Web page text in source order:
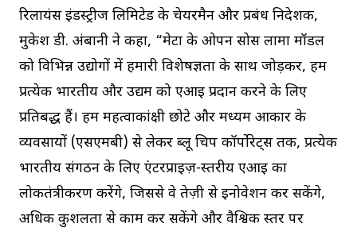
रिलायंस इंडस्ट्रीज लिमिटेड के चेयरमैन और प्रबंध निदेशक,
मुकेश डी. अंबानी ने कहा, “मेटा के ओपन सोर्स लामा मॉडल
को विभिन्न उद्योगों में हमारी विशेषज्ञता के साथ जोड़कर, हम
प्रत्येक भारतीय और उद्यम को एआई प्रदान करने के लिए
प्रतिबद्ध हैं। हम महत्वाकांक्षी छोटे और मध्यम आकार के
व्यवसायों (एसएमबी) से लेकर ब्लू चिप कॉर्पोरेट्स तक, प्रत्येक
भारतीय संगठन के लिए एंटरप्राइज़-स्तरीय एआई का
लोकतंत्रीकरण करेंगे, जिससे वे तेज़ी से इनोवेशन कर सकेंगे,
अधिक कुशलता से काम कर सकेंगे और वैश्विक स्तर पर